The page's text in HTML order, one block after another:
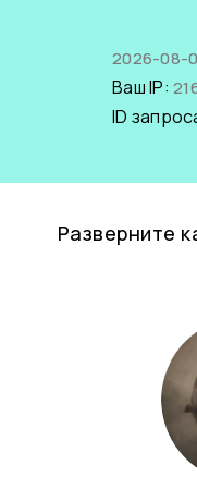
2026-08-
Ваш IP:
ID
Разверните